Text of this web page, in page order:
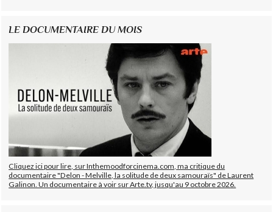
LE DOCUMENTAIRE DU MOIS
Cliquez ici pour lire, sur Inthemoodforcinema.com, ma critique du
documentaire "Delon - Melville, la solitude de deux samouraïs" de Laurent
Galinon. Un documentaire à voir sur Arte.tv, jusqu'au 9 octobre 2026.